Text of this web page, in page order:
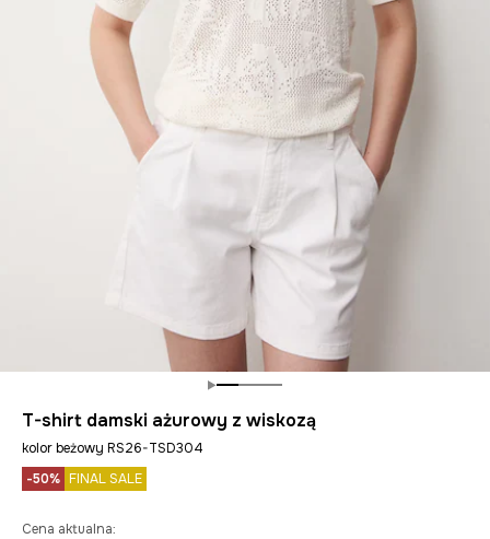
T-shirt damski ażurowy z wiskozą
kolor beżowy RS26-TSD304
-50% FINAL SALE
Cena aktualna: